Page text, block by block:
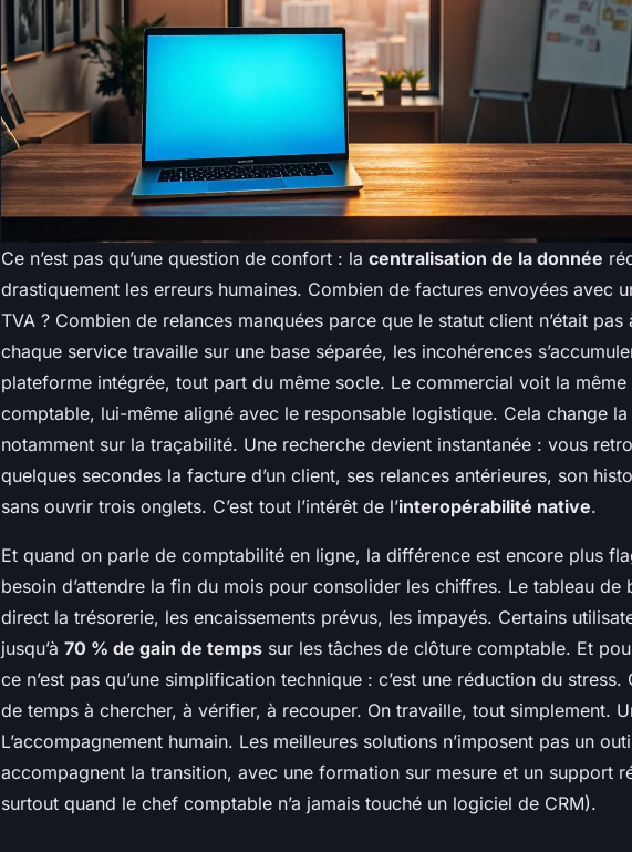
Ce n’est pas qu’une question de confort : la centralisation de la donnée
drastiquement les erreurs humaines. Combien de factures envoyées avec
TVA ? Combien de relances manquées parce que le statut client n’était pas
chaque service travaille sur une base séparée, les incohérences
plateforme intégrée, tout part du même socle. Le commercial voit la même
comptable, lui-même aligné avec le responsable logistique. Cela change
notamment sur la traçabilité. Une recherche devient instantanée : vous
quelques secondes la facture d’un client, ses relances antérieures, son
sans ouvrir trois onglets. C’est tout l’intérêt de l’interopérabilité native.
Et quand on parle de comptabilité en ligne, la différence est encore plus
besoin d’attendre la fin du mois pour consolider les chiffres. Le tableau de
direct la trésorerie, les encaissements prévus, les impayés. Certains
jusqu’à 70 % de gain de temps sur les tâches de clôture comptable. Et
ce n’est pas qu’une simplification technique : c’est une réduction du stress.
de temps à chercher, à vérifier, à recouper. On travaille, tout simplement.
L’accompagnement humain. Les meilleures solutions n’imposent pas un
accompagnent la transition, avec une formation sur mesure et un support
surtout quand le chef comptable n’a jamais touché un logiciel de CRM).